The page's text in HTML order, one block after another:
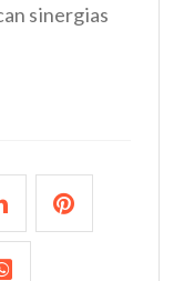
sinergias